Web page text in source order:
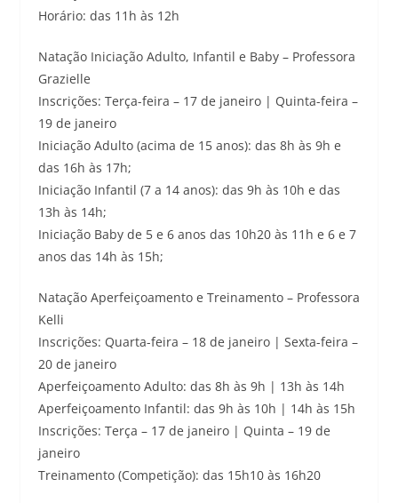
Horário: das 11h às 12h
Natação Iniciação Adulto, Infantil e Baby – Professora
Grazielle
Inscrições: Terça-feira – 17 de janeiro | Quinta-feira –
19 de janeiro
Iniciação Adulto (acima de 15 anos): das 8h às 9h e
das 16h às 17h;
Iniciação Infantil (7 a 14 anos): das 9h às 10h e das
13h às 14h;
Iniciação Baby de 5 e 6 anos das 10h20 às 11h e 6 e 7
anos das 14h às 15h;
Natação Aperfeiçoamento e Treinamento – Professora
Kelli
Inscrições: Quarta-feira – 18 de janeiro | Sexta-feira –
20 de janeiro
Aperfeiçoamento Adulto: das 8h às 9h | 13h às 14h
Aperfeiçoamento Infantil: das 9h às 10h | 14h às 15h
Inscrições: Terça – 17 de janeiro | Quinta – 19 de
janeiro
Treinamento (Competição): das 15h10 às 16h20